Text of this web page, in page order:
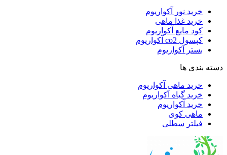
خرید نور آکواریوم
خرید غذا ماهی
کود مایع آکواریوم
کپسول co2 آکواریوم
بستر آکواریوم
دسته بندی ها
خرید ماهی آکواریوم
خرید گیاه آکواریوم
خرید آکواریوم
ماهی کوی
فیلتر سطلی